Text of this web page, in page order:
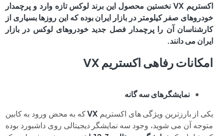
اکستریم VX نخستین محصول این برند لوکس تازه وارد و پرچمدار
خودروهای صفر کیلومتر در بازار ایران بوده که این روزها بسیاری از
کارشناسان آن را پرچمدار فصل جدید خودروهای لوکس در بازار
ایران می دانند.
امکانات رفاهی اکستریم VX
نمایشگرهای سه گانه
یکی از بارزترین ویژگی های اکستریم VXکه به محض ورود به کابین
متوجه آن می شوید، وجود سه نمایشگر دیجیتالی روی داشبورد بوده